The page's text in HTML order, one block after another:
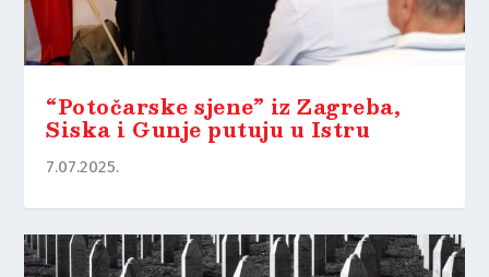
“Potočarske sjene” iz Zagreba,
Siska i Gunje putuju u Istru
7.07.2025.